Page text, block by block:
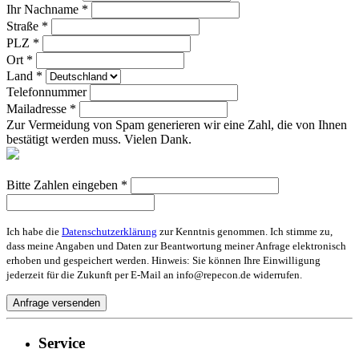
Ihr Nachname *
Straße *
PLZ *
Ort *
Land *
Telefonnummer
Mailadresse *
Zur Vermeidung von Spam generieren wir eine Zahl, die von Ihnen
bestätigt werden muss. Vielen Dank.
Bitte Zahlen eingeben *
Ich habe die Datenschutzerklärung zur Kenntnis genommen. Ich stimme zu,
dass meine Angaben und Daten zur Beantwortung meiner Anfrage elektronisch
erhoben und gespeichert werden. Hinweis: Sie können Ihre Einwilligung
jederzeit für die Zukunft per E-Mail an info@repecon.de widerrufen.
Service